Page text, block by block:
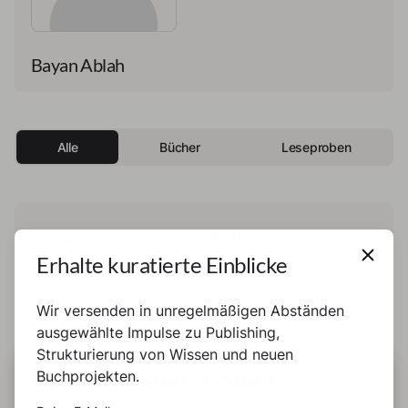
Bayan Ablah
Alle Bücher Leseproben
Leseprobe veröffentlicht.
DIESE SEITE BENUTZT COOKIES
Erhalte kuratierte Einblicke
Wir versenden in unregelmäßigen Abständen
ausgewählte Impulse zu Publishing,
Strukturierung von Wissen und neuen
Buchprojekten.